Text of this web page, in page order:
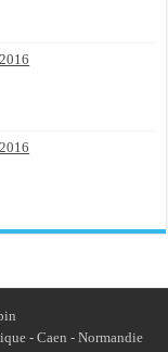
- Caen - Normandie